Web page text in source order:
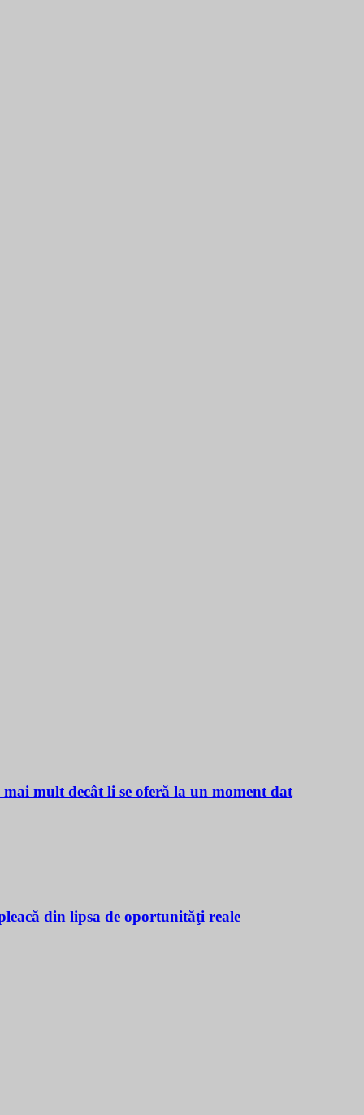
mult decât li se oferă la un moment dat
din lipsa de oportunităţi reale